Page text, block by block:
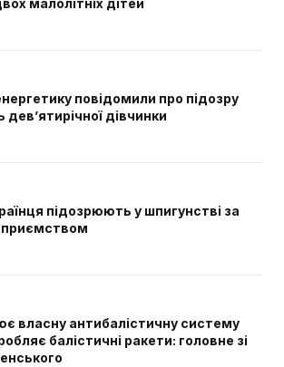
малолітніх дітей
повідомили про підозру
дев’ятирічної дівчинки
підозрюють у шпигунстві за
власну антибалістичну систему
балістичні ракети: головне зі